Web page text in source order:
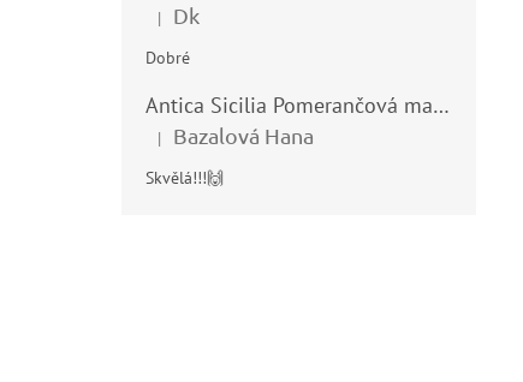
Hodnocení produktu je 5 z 5 hvězdiček.
| Dk
Dobré
Antica Sicilia Pomerančová marmeláda (Arance di Sicilia) 210g
Hodnocení produktu je 5 z 5 hvězdiček.
| Bazalová Hana
Skvělá!!!🙌